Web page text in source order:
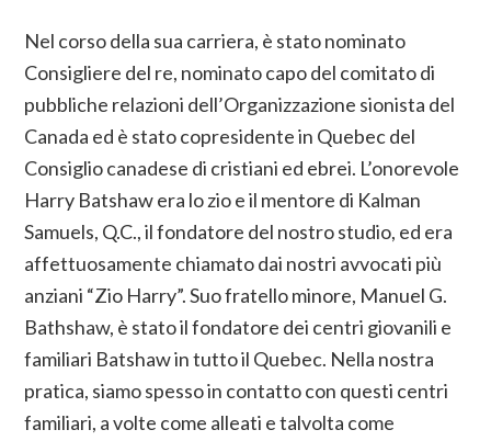
Nel corso della sua carriera, è stato nominato
Consigliere del re, nominato capo del comitato di
pubbliche relazioni dell’Organizzazione sionista del
Canada ed è stato copresidente in Quebec del
Consiglio canadese di cristiani ed ebrei. L’onorevole
Harry Batshaw era lo zio e il mentore di Kalman
Samuels, Q.C., il fondatore del nostro studio, ed era
affettuosamente chiamato dai nostri avvocati più
anziani “Zio Harry”. Suo fratello minore, Manuel G.
Bathshaw, è stato il fondatore dei centri giovanili e
familiari Batshaw in tutto il Quebec. Nella nostra
pratica, siamo spesso in contatto con questi centri
familiari, a volte come alleati e talvolta come